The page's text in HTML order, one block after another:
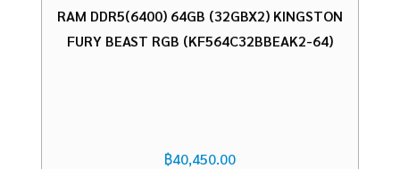
RAM DDR5(6400) 64GB (32GBX2) KINGSTON
FURY BEAST RGB (KF564C32BBEAK2-64)
฿40,450.00